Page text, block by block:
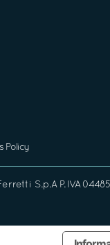
Policy
S.p.A P. IVA